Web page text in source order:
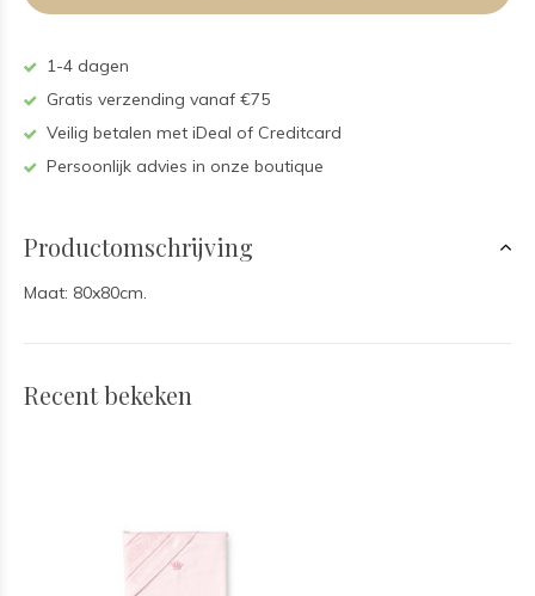
1-4 dagen
Gratis verzending vanaf €75
Veilig betalen met iDeal of Creditcard
Persoonlijk advies in onze boutique
Productomschrijving
Maat: 80x80cm.
Recent bekeken